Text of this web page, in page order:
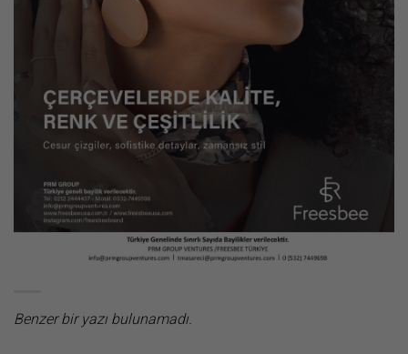
Benzer bir yazı bulunamadı.